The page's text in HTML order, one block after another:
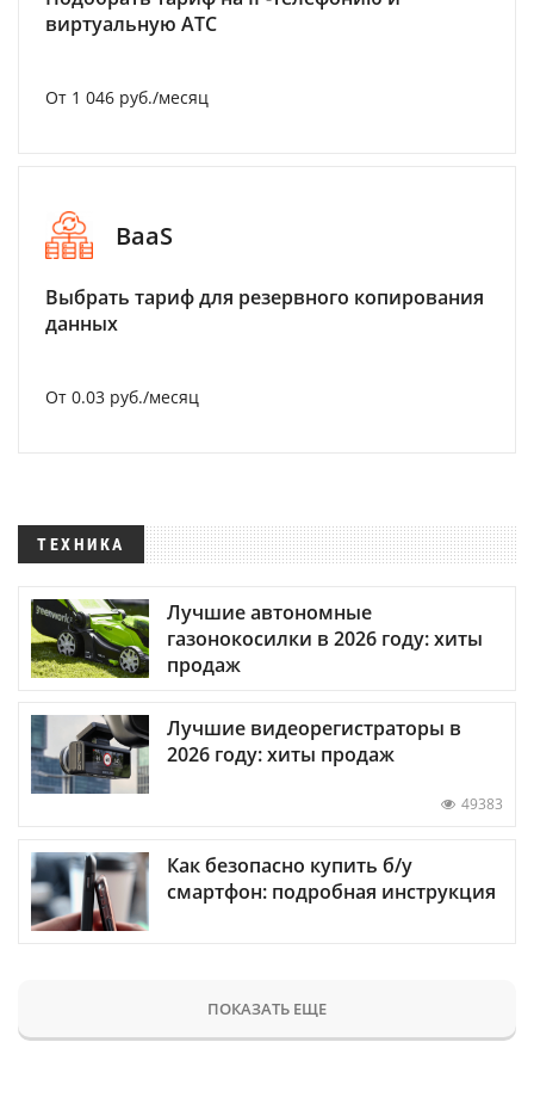
виртуальную АТС
От 1 046 руб./месяц
BaaS
Выбрать тариф для резервного копирования
данных
От 0.03 руб./месяц
ТЕХНИКА
Лучшие автономные
газонокосилки в 2026 году: хиты
продаж
Лучшие видеорегистраторы в
2026 году: хиты продаж
49383
Как безопасно купить б/у
смартфон: подробная инструкция
ПОКАЗАТЬ ЕЩЕ